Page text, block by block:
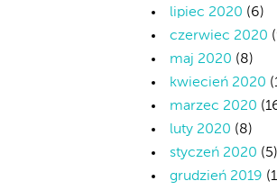
lipiec 2020 (6)
czerwiec 2020
maj 2020 (8)
kwiecień 2020
marzec 2020
luty 2020 (8)
styczeń 2020 (5)
grudzień 2019